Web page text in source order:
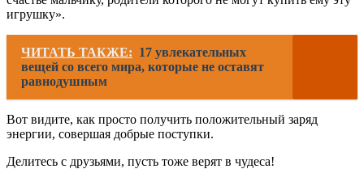
игрушку».
ЧИТАТЬ ТАКЖЕ: 17 увлекательных
вещей со всего мира, которые не оставят
равнодушным
Вот видите, как просто получить положительный заряд
энергии, совершая добрые поступки.
Делитесь с друзьями, пусть тоже верят в чудеса!